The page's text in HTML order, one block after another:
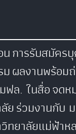
นการรับสมัคร
มผลงานพร้อม
มฟล. ในสื่อจดห
ยร่วมงานกับ
ทยาลัยแม่ฟ้าห